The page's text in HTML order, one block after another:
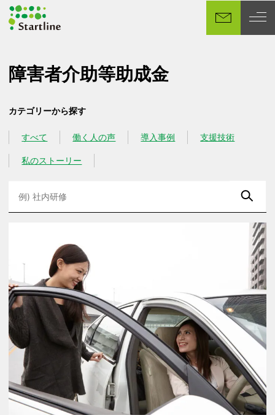
イ
へ
移
障害者介助等助成金
カテゴリーから探す
カテゴリー
すべて
カテゴリー
働く人の声
カテゴリー
導入事例
カテゴリー
支援技術
カテゴリー
私のストーリー